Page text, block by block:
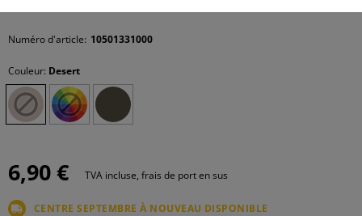
Numéro d'article: 10501331000
Couleur: Desert
6,90 € TVA incluse, frais de port en sus
CENTRE SEPTEMBRE À NOUVEAU DISPONIBLE